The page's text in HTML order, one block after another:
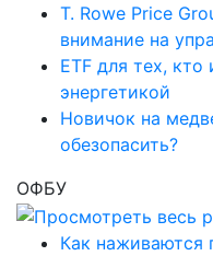
T. Rowe Price
внимание на
ETF для тех, кто
энергетикой
Новичок на
обезопасить?
ОФБУ
Как наживаются